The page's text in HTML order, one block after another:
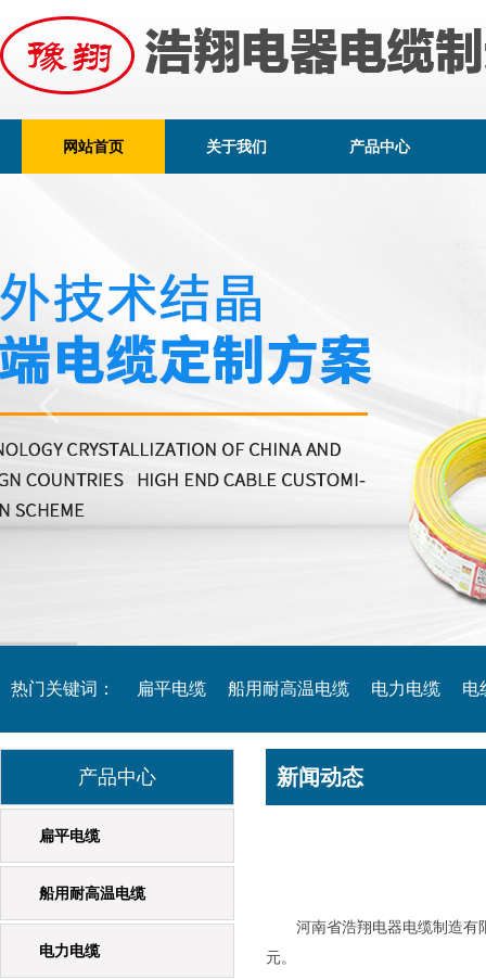
网站首页 关于我们 产品中心
热门关键词： 扁平电缆 船用耐高温电缆 电力电缆 电
起重机专用电缆 橡套电缆
产品中心
扁平电缆
船用耐高温电缆
电力电缆
新闻动态
河南省浩翔电器电缆制造有限
元。